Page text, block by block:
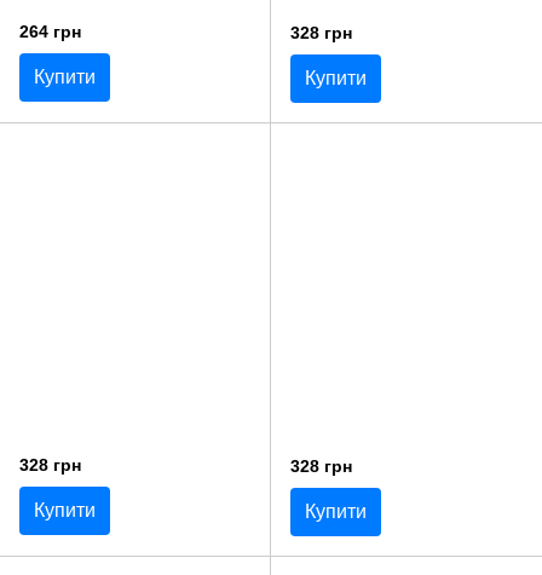
264 грн
Купити
328 грн
Купити
328 грн
Купити
328 грн
Купити